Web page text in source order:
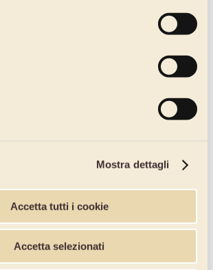
Mostra dettagli
Accetta tutti i cookie
Accetta selezionati